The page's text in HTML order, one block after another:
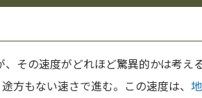
その速度がどれほど驚異的かは考え
方もない速さで進む。この速度は、